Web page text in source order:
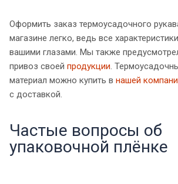
Оформить заказ термоусадочного
магазине легко, ведь все
вашими глазами. Мы также
привоз своей продукции.
материал можно купить в нашей
с доставкой.
Частые вопросы об
упаковочной плёнке